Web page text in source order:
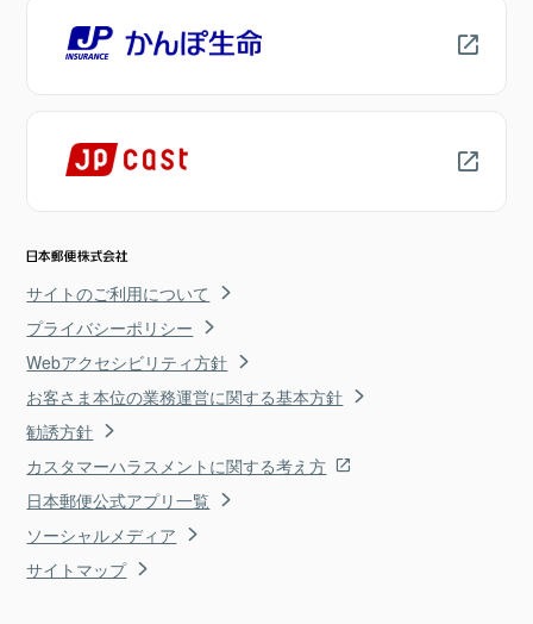
サイトのご利用について
プライバシーポリシー
Webアクセシビリティ方針
お客さま本位の業務運営に関する基本方針
勧誘方針
カスタマーハラスメントに関する考え方
日本郵便公式アプリ一覧
ソーシャルメディア
サイトマップ